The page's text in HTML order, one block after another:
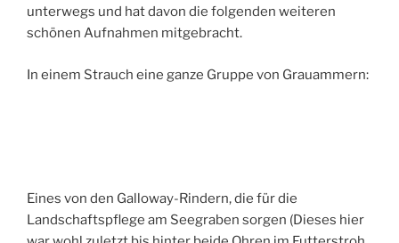
unterwegs und hat davon die folgenden weiteren
schönen Aufnahmen mitgebracht.
In einem Strauch eine ganze Gruppe von Grauammern:
Eines von den Galloway-Rindern, die für die
Landschaftspflege am Seegraben sorgen (Dieses hier